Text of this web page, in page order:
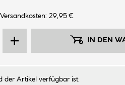
Versandkosten: 29,95 €
IN DEN
der Artikel verfügbar ist.